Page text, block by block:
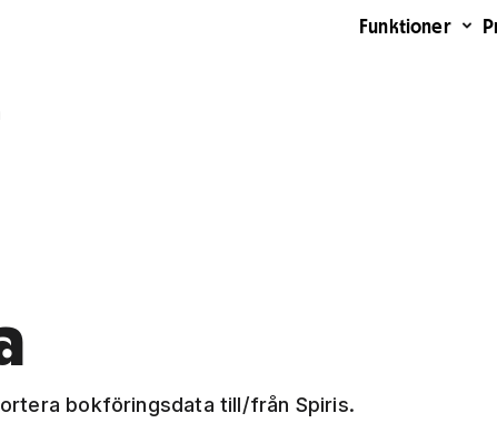
Funktioner
bokföringsdata till/från Spiris.